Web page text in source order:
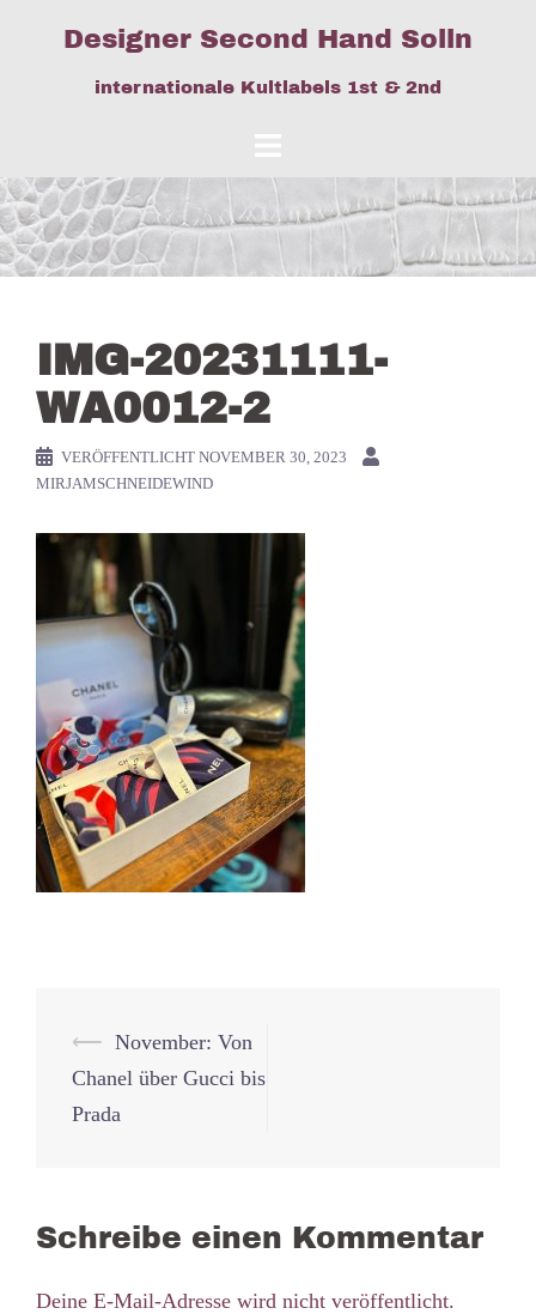
Designer Second Hand Solln
internationale Kultlabels 1st & 2nd
IMG-20231111-
WA0012-2
VERÖFFENTLICHT NOVEMBER 30, 2023
MIRJAMSCHNEIDEWIND
Beitrags-
Navigation
⟵ November: Von
Chanel über Gucci bis
Prada
Schreibe einen Kommentar
Deine E-Mail-Adresse wird nicht veröffentlicht.